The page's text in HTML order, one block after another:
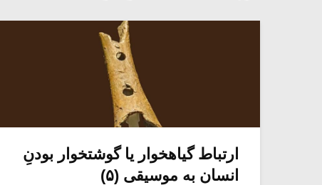
ارتباط گیاهخوار یا گوشتخوار بودنِ
انسان به موسیقی (۵)